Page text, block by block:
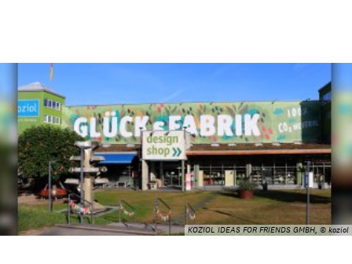
KOZIOL IDEAS FOR FRIENDS GMBH, © koziol